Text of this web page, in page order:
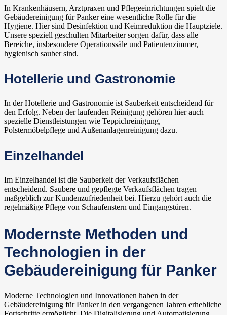
In Krankenhäusern, Arztpraxen und Pflegeeinrichtungen spielt die
Gebäudereinigung für Panker eine wesentliche Rolle für die
Hygiene. Hier sind Desinfektion und Keimreduktion die Hauptziele.
Unsere speziell geschulten Mitarbeiter sorgen dafür, dass alle
Bereiche, insbesondere Operationssäle und Patientenzimmer,
hygienisch sauber sind.
Hotellerie und Gastronomie
In der Hotellerie und Gastronomie ist Sauberkeit entscheidend für
den Erfolg. Neben der laufenden Reinigung gehören hier auch
spezielle Dienstleistungen wie Teppichreinigung,
Polstermöbelpflege und Außenanlagenreinigung dazu.
Einzelhandel
Im Einzelhandel ist die Sauberkeit der Verkaufsflächen
entscheidend. Saubere und gepflegte Verkaufsflächen tragen
maßgeblich zur Kundenzufriedenheit bei. Hierzu gehört auch die
regelmäßige Pflege von Schaufenstern und Eingangstüren.
Modernste Methoden und
Technologien in der
Gebäudereinigung für Panker
Moderne Technologien und Innovationen haben in der
Gebäudereinigung für Panker in den vergangenen Jahren erhebliche